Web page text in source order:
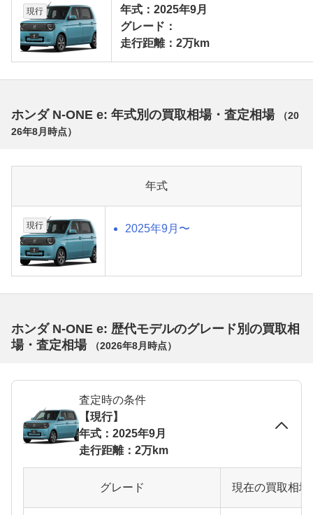
現行
年式：2025年9月
グレード：
走行距離：2万km
ホンダ N-ONE e: 年式別の買取相場・査定相場 （20
26年8月 時点）
年式
現行 2025年9月〜
ホンダ N-ONE e: 歴代モデルのグレード別の買取相
場・査定相場
（2026年8月 時点）
査定時の条件
【現行】
年式：2025年9月
走行距離：2万km
グレード 現在の買取相